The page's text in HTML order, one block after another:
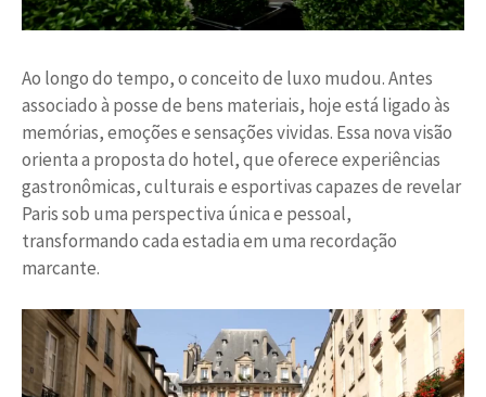
Ao longo do tempo, o conceito de luxo mudou. Antes
associado à posse de bens materiais, hoje está ligado às
memórias, emoções e sensações vividas. Essa nova visão
orienta a proposta do hotel, que oferece experiências
gastronômicas, culturais e esportivas capazes de revelar
Paris sob uma perspectiva única e pessoal,
transformando cada estadia em uma recordação
marcante.